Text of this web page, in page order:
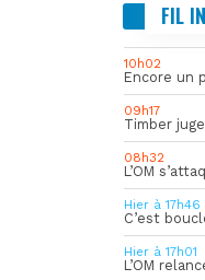
FIL
10h02
Encore un
09h17
Timber
08h32
Hier à 17h46
Hier à 17h01
L’OM